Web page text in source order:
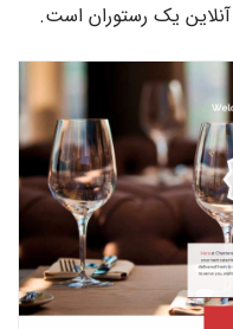
یک رستوران است.